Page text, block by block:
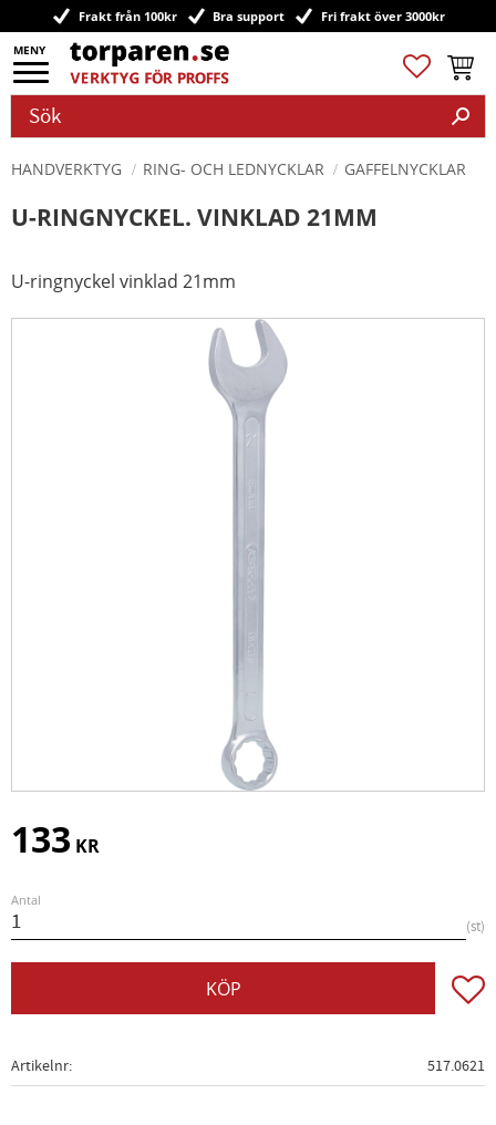
Meny
Frakt från 100kr Bra support Fri frakt över 3000kr
Favoriter
HANDVERKTYG RING- OCH LEDNYCKLAR GAFFELNYCKLAR
U-RINGNYCKEL. VINKLAD 21MM
U-ringnyckel vinklad 21mm
133 KR
Antal
st
KÖP
Artikelnr 517.0621